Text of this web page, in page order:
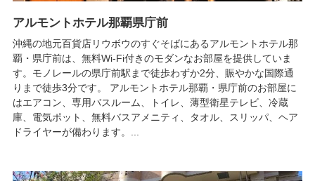
アルモントホテル那覇県庁前
沖縄の地元百貨店リウボウのすぐそばにあるアルモントホテル那
覇・県庁前は、無料Wi-Fi付きのモダンなお部屋を提供していま
す。モノレールの県庁前駅まで徒歩わずか2分、賑やかな国際通
りまで徒歩3分です。 アルモントホテル那覇・県庁前のお部屋に
はエアコン、専用バスルーム、トイレ、薄型衛星テレビ、冷蔵
庫、電気ポット、無料バスアメニティ、タオル、スリッパ、ヘア
ドライヤーが備わります。...